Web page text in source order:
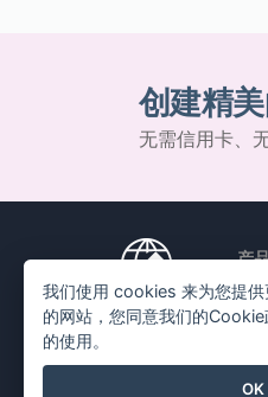
创建精
无需信用卡、
产
图
我们使用 cookies 来为您提
的网站，您同意我们的
的使用。
OK